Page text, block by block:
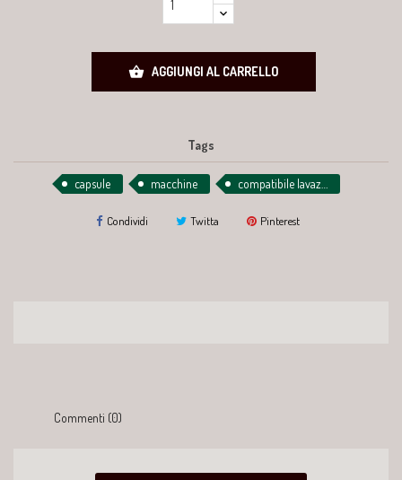
 AGGIUNGI AL CARRELLO
Tags
capsule macchine
Condividi Twitta Pinterest
Commenti (0)